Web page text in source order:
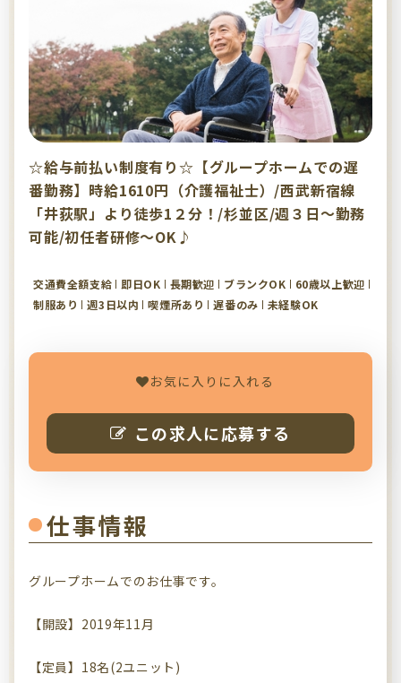
☆給与前払い制度有り☆【グループホームでの遅
番勤務】時給1610円（介護福祉士）/西武新宿線
「井荻駅」より徒歩1２分！/杉並区/週３日～勤務
可能/初任者研修～OK♪
交通費全額支給 即日OK 長期歓迎 ブランクOK
60歳以上歓迎
制服あり
週3日以内 喫煙所あり 遅番のみ 未経験OK
お気に入りに入れる
この求人に応募する
仕事情報
グループホームでのお仕事です。
【開設】2019年11月
【定員】18名(2ユニット)